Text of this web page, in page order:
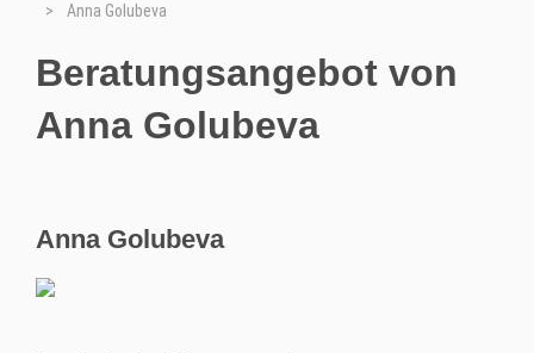
Anna Golubeva
Beratungsangebot von
Anna Golubeva
Anna Golubeva